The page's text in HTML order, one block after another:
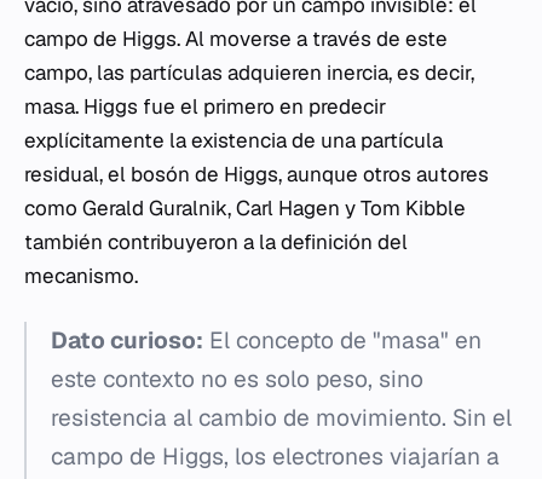
campo de Higgs. Al moverse a través de este
campo, las partículas adquieren inercia, es decir,
masa. Higgs fue el primero en predecir
explícitamente la existencia de una partícula
residual, el bosón de Higgs, aunque otros autores
como Gerald Guralnik, Carl Hagen y Tom Kibble
también contribuyeron a la definición del
mecanismo.
Dato curioso: El concepto de "masa" en
este contexto no es solo peso, sino
resistencia al cambio de movimiento. Sin el
campo de Higgs, los electrones viajarían a